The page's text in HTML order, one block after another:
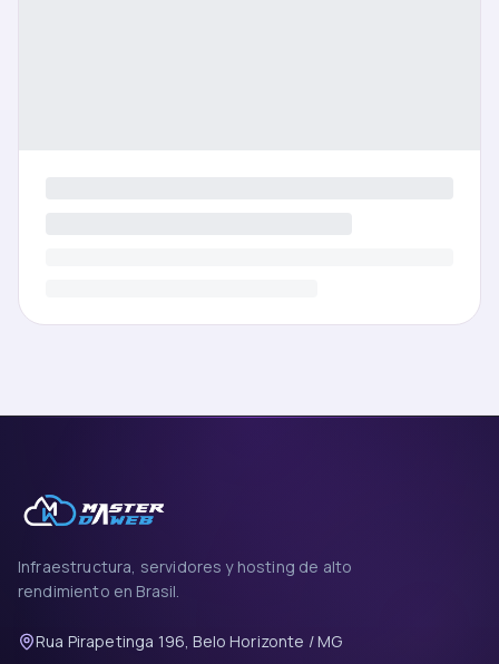
Infraestructura, servidores y hosting de alto
rendimiento en Brasil.
Rua Pirapetinga 196, Belo Horizonte / MG